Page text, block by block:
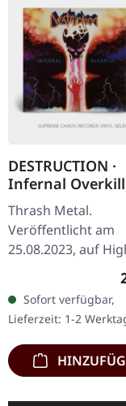
DESTRUCTION ·
Infernal
GOLD LP
Thrash Metal.
Veröffentlicht am
25.08.2023, auf
Neuauflage,
Vinyl, 425g schweres
Cover mit Insert,
bedruckter…
Sofort verfügbar,
Lieferzeit: 1-2